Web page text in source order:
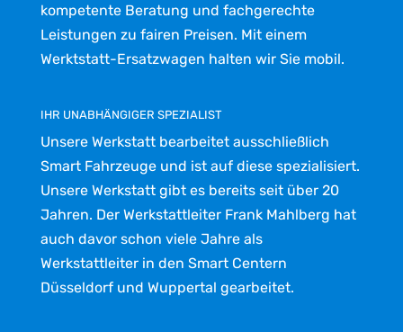
kompetente Beratung und fachgerechte
Leistungen zu fairen Preisen. Mit einem
Werktstatt-Ersatzwagen halten wir Sie mobil.
IHR UNABHÄNGIGER SPEZIALIST
Unsere Werkstatt bearbeitet ausschließlich
Smart Fahrzeuge und ist auf diese spezialisiert.
Unsere Werkstatt gibt es bereits seit über 20
Jahren. Der Werkstattleiter Frank Mahlberg hat
auch davor schon viele Jahre als
Werkstattleiter in den Smart Centern
Düsseldorf und Wuppertal gearbeitet.